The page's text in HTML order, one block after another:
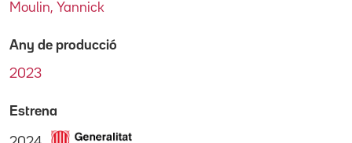
Moulin, Yannick
Any de producció
2023
Estrena